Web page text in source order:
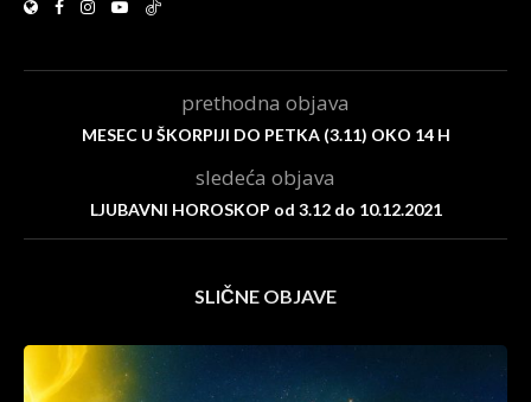
prethodna objava
MESEC U ŠKORPIJI DO PETKA (3.11) OKO 14 H
sledeća objava
LJUBAVNI HOROSKOP od 3.12 do 10.12.2021
SLIČNE OBJAVE